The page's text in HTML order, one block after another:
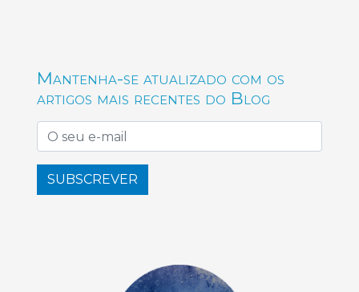
Mantenha-se atualizado com os
artigos mais recentes do Blog
SUBSCREVER